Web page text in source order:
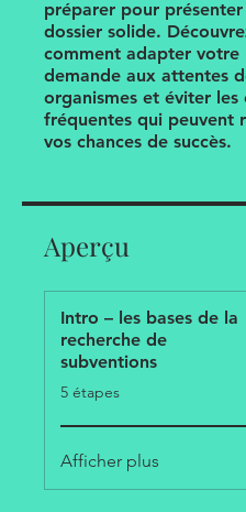
préparer pour présenter
dossier solide.
comment adapter votre
demande aux attentes
organismes et éviter les
fréquentes qui peuvent
vos chances de succès.
Aperçu
Intro – les bases de la
recherche de
subventions
.
5 étapes
Afficher plus